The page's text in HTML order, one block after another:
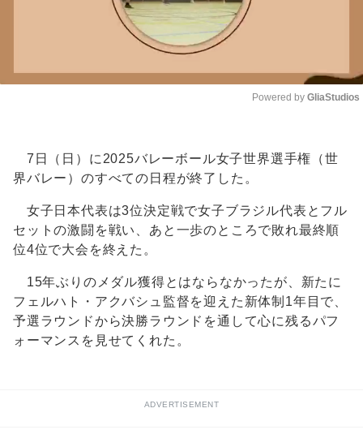
Powered by GliaStudios
7日（日）に2025バレーボール女子世界選手権（世
界バレー）のすべての日程が終了した。
女子日本代表は3位決定戦で女子ブラジル代表とフル
セットの激闘を戦い、あと一歩のところで敗れ最終順
位4位で大会を終えた。
15年ぶりのメダル獲得とはならなかったが、新たに
フェルハト・アクバシュ監督を迎えた新体制1年目で、
予選ラウンドから決勝ラウンドを通して心に残るパフ
ォーマンスを見せてくれた。
ADVERTISEMENT